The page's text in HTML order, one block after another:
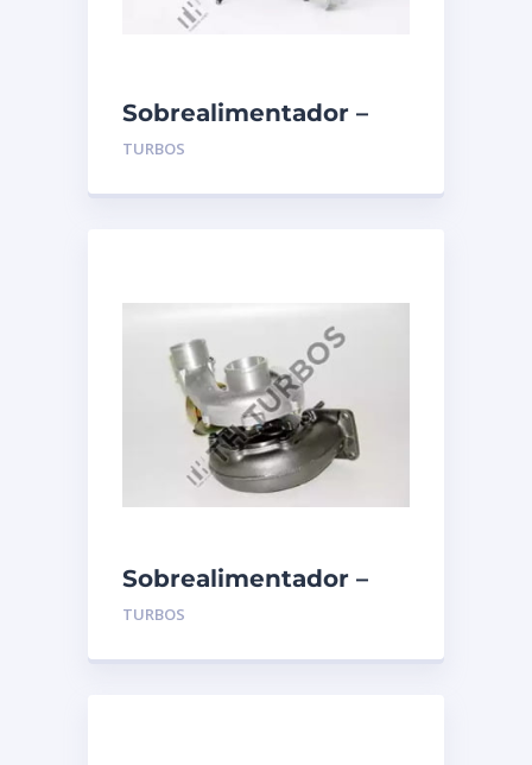
Sobrealimentador –
TURBO’S HOET –
TURBOS
Sobrealimentador –
TURBO’S HOET –
TURBOS